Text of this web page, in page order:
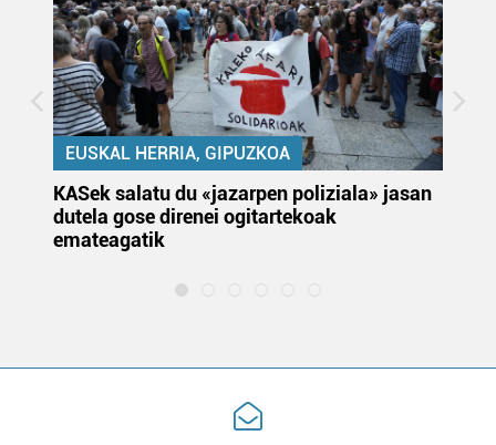
EUSKAL HERRIA, GIPUZKOA
KASek salatu du «jazarpen poliziala» jasan
dutela gose direnei ogitartekoak
emateagatik